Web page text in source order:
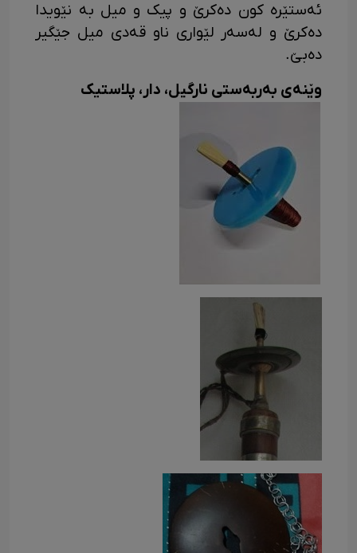
ئەستێره کون دەکرێ و پیک و میل به نێویدا
دەکرێ و لەسەر لێواری ناو قەدی میل جێگیر
دەبێ.
وێنەی بەربەستی نارگیل، دار، پلاستیک